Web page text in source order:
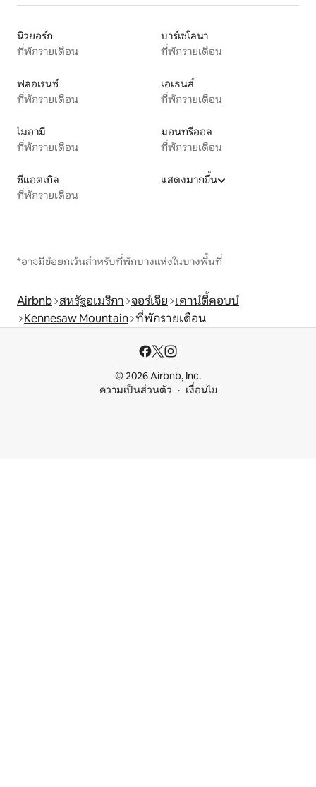
นิวยอร์ก
ที่พักรายเดือน
บาร์เซโลนา
ที่พักรายเดือน
ฟลอเรนซ์
ที่พักรายเดือน
เอเธนส์
ที่พักรายเดือน
ไมอามี
ที่พักรายเดือน
มอนทรีออล
ที่พักรายเดือน
ซีแอตเทิล
ที่พักรายเดือน
แสดงมากขึ้น
*อาจมีข้อยกเว้นสำหรับที่พักบางแห่งในบางพื้นที่
Airbnb สหรัฐอเมริกา จอร์เจีย เคาน์ตี้คอบบ์
Kennesaw Mountain ที่พักรายเดือน
© 2026 Airbnb, Inc.
ความเป็นส่วนตัว
เงื่อนไข